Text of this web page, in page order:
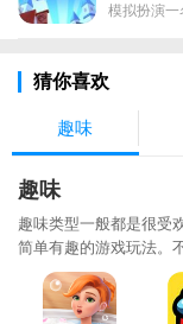
模拟扮演
猜你喜欢
趣味
趣味
趣味类型一般都是很受
简单有趣的游戏玩法。